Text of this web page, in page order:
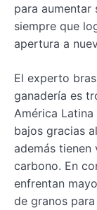
para aumentar
siempre que
apertura a
El experto
ganadería es
América
bajos gracias
además tienen
carbono. En
enfrentan
de granos